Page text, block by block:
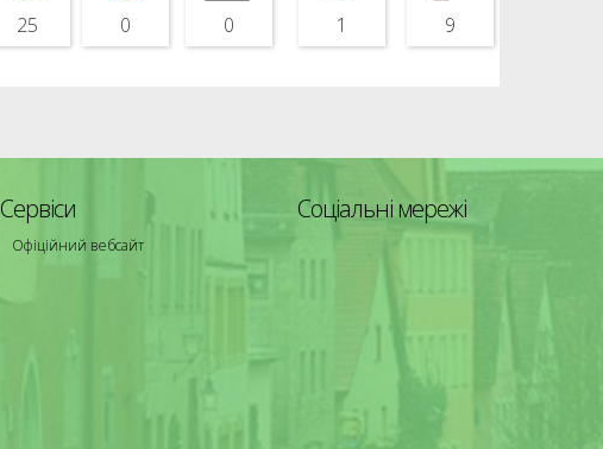
25 0 0 1 9
Сервіси
Офіційний вебсайт
Соціальні мережі